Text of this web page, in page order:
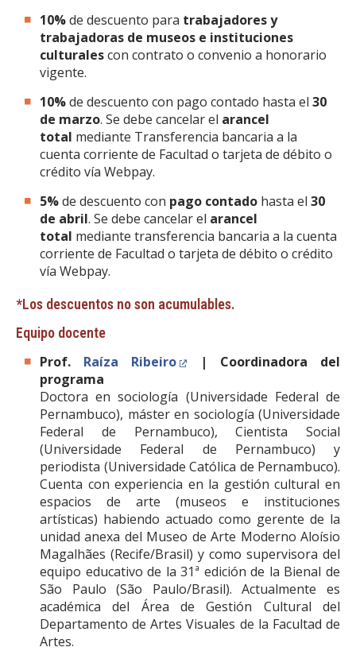
10%de descuento para trabajadores y
trabajadoras de museos e instituciones
culturalescon contrato o convenio a honorario
vigente.
10%de descuento con pago contado hasta el 30
de marzo. Se debe cancelar el arancel
total mediante Transferencia bancaria a la
cuenta corriente de Facultad o tarjeta de débito o
crédito vía Webpay.
5%de descuento con pago contado hasta el 30
de abril. Se debe cancelar el arancel
total mediante transferencia bancaria a la cuenta
corriente de Facultad o tarjeta de débito o crédito
vía Webpay.
*Los descuentos no son acumulables.
Equipo docente
Prof. Raíza Ribeiro
| Coordinadora del
programa
Doctora en sociología (Universidade Federal de
Pernambuco), máster en sociología (Universidade
Federal de Pernambuco), Cientista Social
(Universidade Federal de Pernambuco) y
periodista (Universidade Católica de Pernambuco).
Cuenta con experiencia en la gestión cultural en
espacios de arte (museos e instituciones
artísticas) habiendo actuado como gerente de la
unidad anexa del Museo de Arte Moderno Aloísio
Magalhães (Recife/Brasil) y como supervisora del
equipo educativo de la 31ª edición de la Bienal de
São Paulo (São Paulo/Brasil). Actualmente es
académica del Área de Gestión Cultural del
Departamento de Artes Visuales de la Facultad de
Artes.